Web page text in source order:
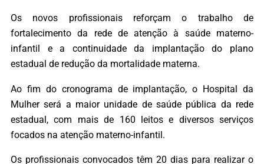
Os novos profissionais reforçam o trabalho de
fortalecimento da rede de atenção à saúde materno-
infantil e a continuidade da implantação do plano
estadual de redução da mortalidade materna.
Ao fim do cronograma de implantação, o Hospital da
Mulher será a maior unidade de saúde pública da rede
estadual, com mais de 160 leitos e diversos serviços
focados na atenção materno-infantil.
Os profissionais convocados têm 20 dias para realizar o